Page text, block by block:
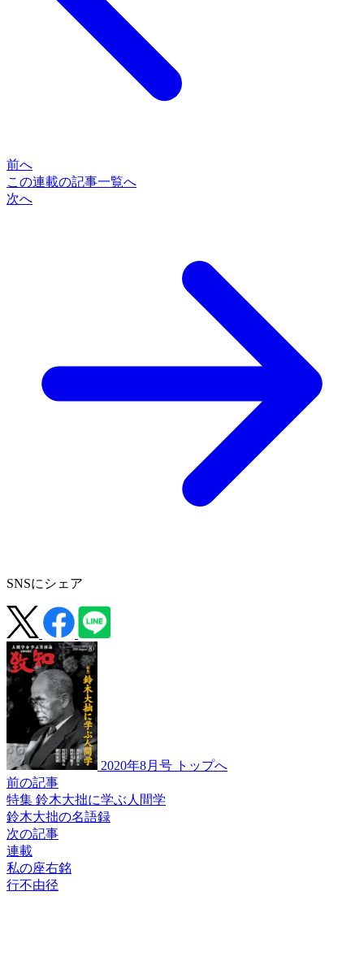
前へ
この連載の記事一覧へ
次へ
SNSにシェア
2020年8月号 トップへ
前の記事
特集 鈴木大拙に学ぶ人間学
鈴木大拙の名語録
次の記事
連載
私の座右銘
行不由径